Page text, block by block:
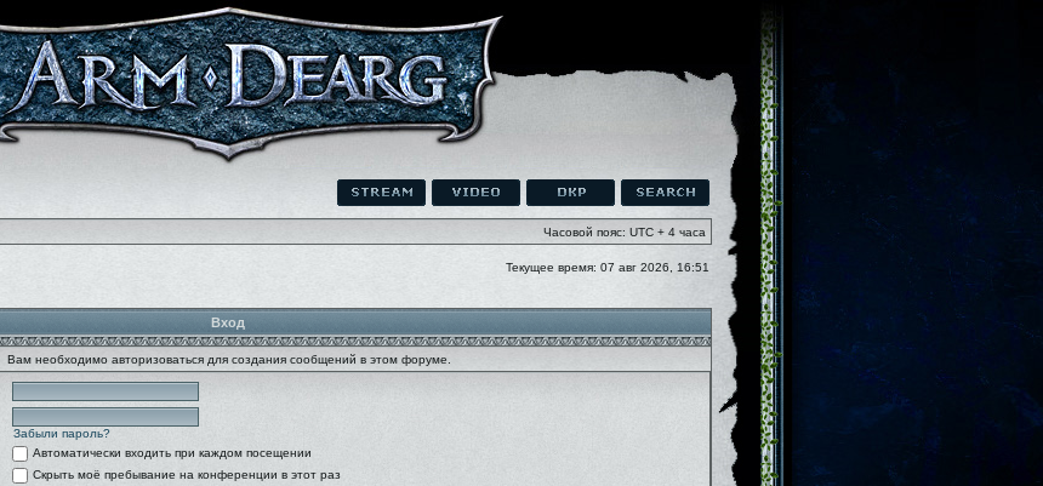
Часовой пояс: UTC + 4 часа
Текущее время: 07 авг 2026, 16:51
Вход
Вам необходимо авторизоваться для создания сообщений в этом форуме.
Забыли пароль?
Автоматически входить при каждом посещении
Скрыть моё пребывание на конференции в этот раз